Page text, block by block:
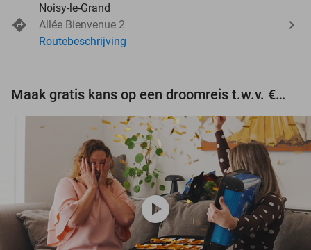
Noisy-le-Grand
Allée Bienvenue 2
Routebeschrijving
Maak gratis kans op een droomreis t.w.v. €3.000!
play_circle